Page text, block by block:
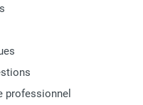
professionnel